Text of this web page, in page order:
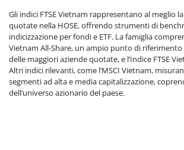
Gli indici FTSE Vietnam rappresentano al meglio
quotate nella HOSE, offrendo strumenti di
indicizzazione per fondi e ETF. La famiglia
Vietnam All-Share, un ampio punto di riferimento
delle maggiori aziende quotate, e l’Indice FTSE
Altri indici rilevanti, come l’MSCI Vietnam,
segmenti ad alta e media capitalizzazione,
dell’universo azionario del paese.